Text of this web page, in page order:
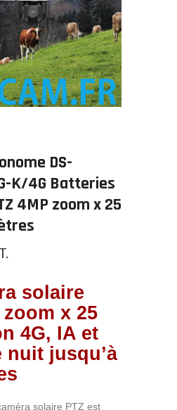
DS-
K/4G Batteries
4MP zoom x 25
solaire
zoom x 25
4G, IA et
jusqu’à
solaire PTZ est